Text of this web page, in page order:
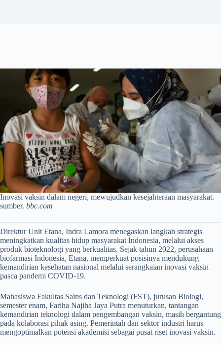
Inovasi vaksin dalam negeri, mewujudkan kesejahteraan masyarakat.
sumber. bbc.com
Direktur Unit Etana, Indra Lamora menegaskan langkah strategis
meningkatkan kualitas hidup masyarakat Indonesia, melalui akses
produk bioteknologi yang berkualitas. Sejak tahun 2022, perusahaan
biofarmasi Indonesia, Etana, memperkuat posisinya mendukung
kemandirian kesehatan nasional melalui serangkaian inovasi vaksin
pasca pandemi COVID-19.
Mahasiswa Fakultas Sains dan Teknologi (FST), jurusan Biologi,
semester enam, Fariha Najiha Jaya Putra menuturkan, tantangan
kemandirian teknologi dalam pengembangan vaksin, masih bergantung
pada kolaborasi pihak asing. Pemerintah dan sektor industri harus
mengoptimalkan potensi akademisi sebagai pusat riset inovasi vaksin.